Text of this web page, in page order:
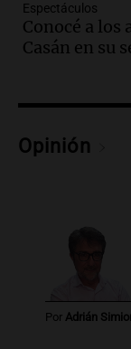
Episodios
Audio.
Cristo
Audio.
Episodios
Audio.
la
Panorama
Espectáculos
Conocé a los
Casán en su
Opinión
Por Adrián